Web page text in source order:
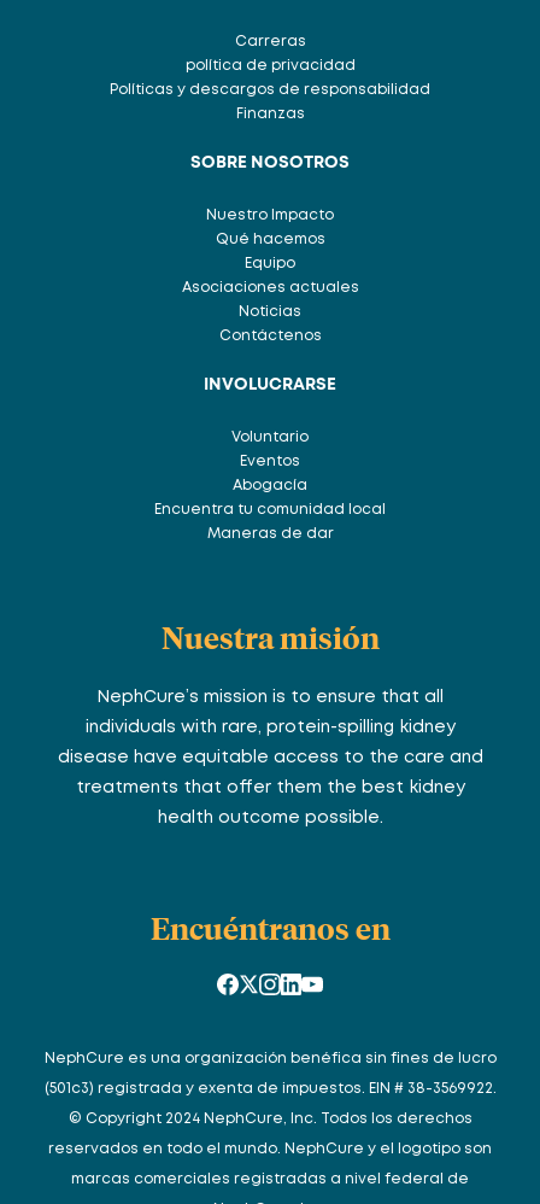
Carreras
política de privacidad
Políticas y descargos de responsabilidad
Finanzas
SOBRE NOSOTROS
Nuestro Impacto
Qué hacemos
Equipo
Asociaciones actuales
Noticias
Contáctenos
INVOLUCRARSE
Voluntario
Eventos
Abogacía
Encuentra tu comunidad local
Maneras de dar
Nuestra misión
NephCure’s mission is to ensure that all
individuals with rare, protein-spilling kidney
disease have equitable access to the care and
treatments that offer them the best kidney
health outcome possible.
Encuéntranos en
NephCure es una organización benéfica sin fines de lucro
(501c3) registrada y exenta de impuestos. EIN # 38-3569922.
© Copyright 2024 NephCure, Inc. Todos los derechos
reservados en todo el mundo. NephCure y el logotipo son
marcas comerciales registradas a nivel federal de